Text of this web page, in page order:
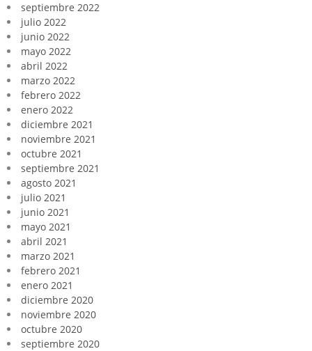
septiembre 2022
julio 2022
junio 2022
mayo 2022
abril 2022
marzo 2022
febrero 2022
enero 2022
diciembre 2021
noviembre 2021
octubre 2021
septiembre 2021
agosto 2021
julio 2021
junio 2021
mayo 2021
abril 2021
marzo 2021
febrero 2021
enero 2021
diciembre 2020
noviembre 2020
octubre 2020
septiembre 2020